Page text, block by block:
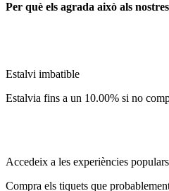
Per què els agrada això als
Estalvi imbatible
Estalvia fins a un 10.00% si no
Accedeix a les experiències populars
Compra els tiquets que